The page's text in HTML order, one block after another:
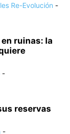
Re-Evolución -
ruinas: la
-
reservas
-